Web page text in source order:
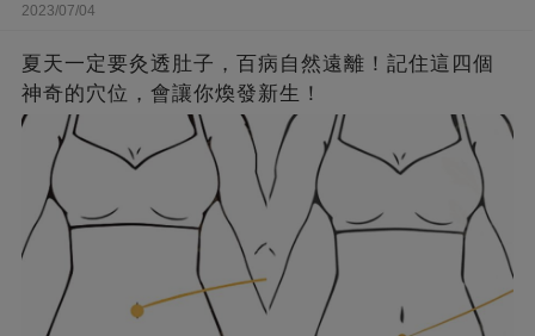
2023/07/04
夏天一定要灸透肚子，百病自然遠離！記住這四個
神奇的穴位，會讓你煥發新生！